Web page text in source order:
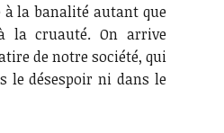
à la banalité autant que
la cruauté. On arrive
de notre société, qui
le désespoir ni dans le